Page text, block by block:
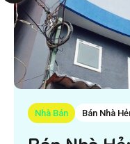
Nhà Bán Bán Nhà